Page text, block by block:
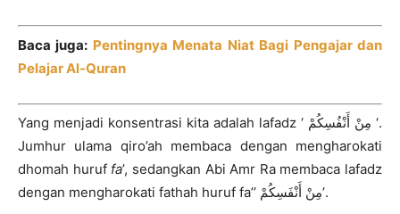
Baca juga: Pentingnya Menata Niat Bagi Pengajar dan
Pelajar Al-Quran
Yang menjadi konsentrasi kita adalah lafadz ‘ مِنْ أَنْفُسِكُمْ ‘.
Jumhur ulama qiro’ah membaca dengan mengharokati
dhomah huruf fa’, sedangkan Abi Amr Ra membaca lafadz
dengan mengharokati fathah huruf fa’’ مِنْ أَنْفَسِكُمْ’.